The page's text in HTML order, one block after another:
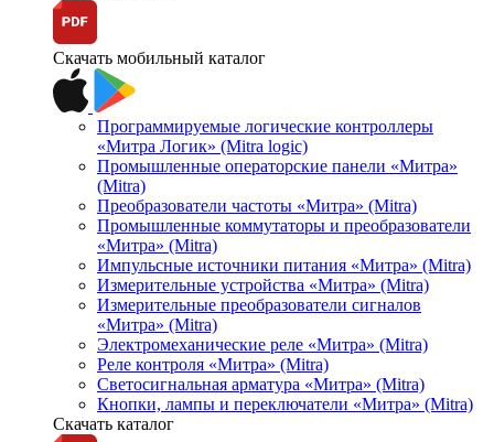
Скачать мобильный каталог
Программируемые логические контроллеры
«Митра Логик» (Mitra logic)
Промышленные операторские панели «Митра»
(Mitra)
Преобразователи частоты «Митра» (Mitra)
Промышленные коммутаторы и преобразователи
«Митра» (Mitra)
Импульсные источники питания «Митра» (Mitra)
Измерительные устройства «Митра» (Mitra)
Измерительные преобразователи сигналов
«Митра» (Mitra)
Электромеханические реле «Митра» (Mitra)
Реле контроля «Митра» (Mitra)
Светосигнальная арматура «Митра» (Mitra)
Кнопки, лампы и переключатели «Митра» (Mitra)
Скачать каталог